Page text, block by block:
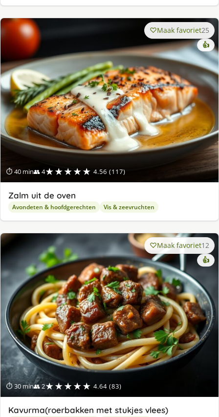
⏱ 40 min👥 4★★★★★ 4.56 (117)
Maak favoriet25
👍
Zalm uit de oven
Avondeten & hoofdgerechten Vis & zeevruchten
⏱ 30 min👥 2★★★★★ 4.64 (83)
Maak favoriet12
👍
Kavurma(roerbakken met stukjes vlees)